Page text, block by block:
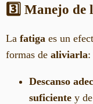
3️⃣ Manejo de
La fatiga es un
formas de aliviarla:
Descanso
suficiente y